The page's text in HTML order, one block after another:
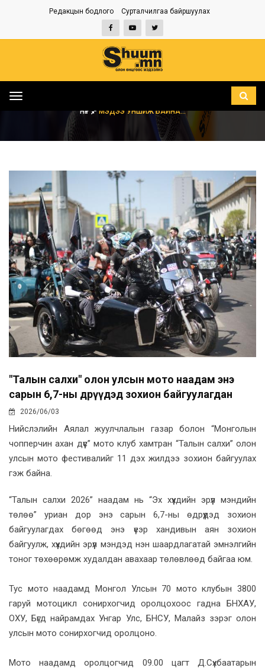
Редакцын бодлого Сурталчилгаа байршуулах
Toggle
НҮҮР МЭДЭЭ УНШИЖ БАЙНА...
"Талын салхи" олон улсын мото наадам энэ
сарын 6,7-ны өдрүүдэд зохион байгуулагдан
2026/06/03
Нийслэлийн Аялал жуулчлалын газар болон “Монголын
чопперчин ахан дүүс” мото клуб хамтран “Талын салхи” олон
улсын мото фестивалийг 11 дэх жилдээ зохион байгуулах
гэж байна.
“Талын салхи 2026” наадам нь “Эх хүүхдийн эрүүл мэндийн
төлөө” уриан дор энэ сарын 6,7-ны өдрүүдэд зохион
байгуулагдах бөгөөд энэ үеэр хандивын аян зохион
байгуулж, хүүхдийн эрүүл мэндэд нэн шаардлагатай эмнэлгийн
тоног төхөөрөмж худалдан авахаар төлөвлөөд байгаа юм.
Тус мото наадамд Монгол Улсын 70 мото клубын 3800
гаруй мотоцикл сонирхогчид оролцохоос гадна БНХАУ,
ОХУ, Бүгд найрамдах Унгар Улс, БНСУ, Малайз зэрэг олон
улсын мото сонирхогчид оролцоно.
Мото наадамд оролцогчид 09.00 цагт Д.Сүхбаатарын